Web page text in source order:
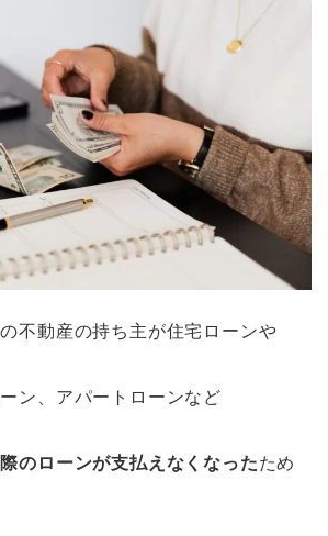
不動産の持ち主が住宅ローンや
ン、アパートローンなど
のローンが支払えなくなったため